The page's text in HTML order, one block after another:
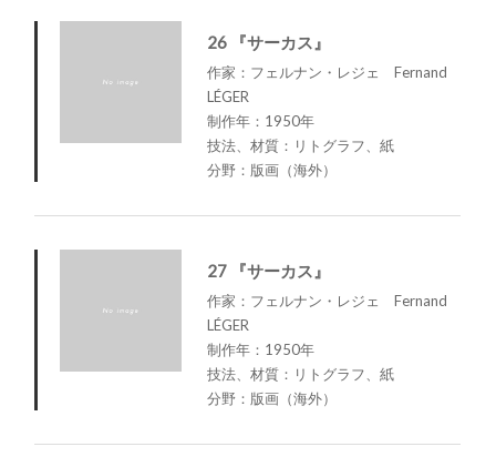
26 『サーカス』
作家：フェルナン・レジェ Fernand
LÉGER
制作年：1950年
技法、材質：リトグラフ、紙
分野：版画（海外）
27 『サーカス』
作家：フェルナン・レジェ Fernand
LÉGER
制作年：1950年
技法、材質：リトグラフ、紙
分野：版画（海外）